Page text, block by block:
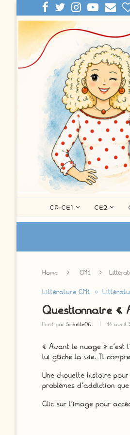
CP-CE1 CE2
Home CM1
Littérature CM1
Questionnaire «
Ecrit par Sobelle06 14 avril
« Avant le nuage » c’est
lui gâche la vie. Il
Une chouette histoire
problèmes d’addiction
Clic sur l’image pour